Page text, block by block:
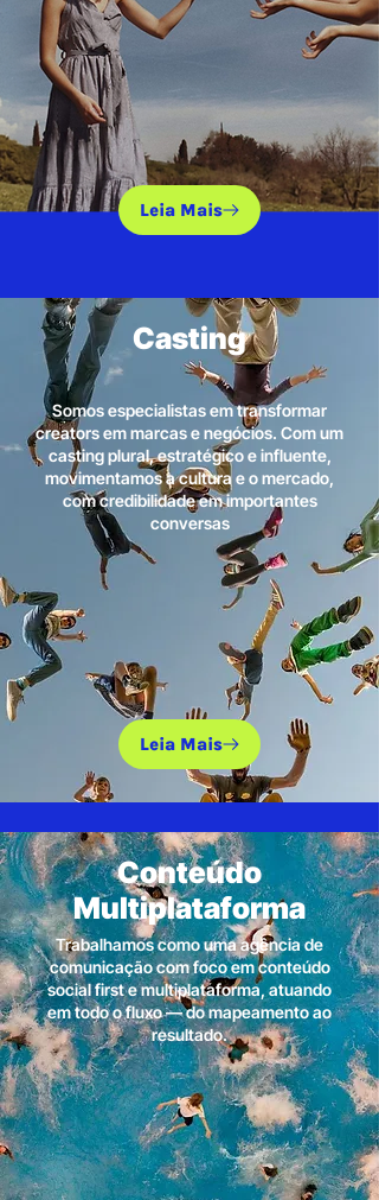
Leia Mais
Casting
Somos especialistas em transformar
creators em marcas e negócios. Com um
casting plural, estratégico e influente,
movimentamos a cultura e o mercado,
com credibilidade em importantes
conversas
Leia Mais
Conteúdo
Multiplataforma
Trabalhamos como uma agência de
comunicação com foco em conteúdo
social first e multiplataforma, atuando
em todo o fluxo — do mapeamento ao
resultado.